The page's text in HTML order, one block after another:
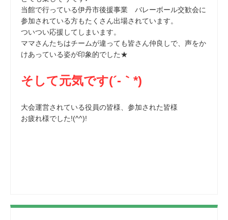
当館で行っている伊丹市後援事業 バレーボール交歓会に
参加されている方もたくさん出場されています。
ついつい応援してしまいます。
ママさんたちはチームが違っても皆さん仲良しで、声をか
けあっている姿が印象的でした★
そして元気です(´-｀*)
大会運営されている役員の皆様、参加された皆様
お疲れ様でした!(^^)!